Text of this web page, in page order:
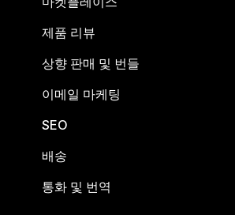
제품 리뷰
상향 판매 및 번들
이메일 마케팅
SEO
배송
통화 및 번역